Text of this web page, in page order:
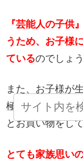
『芸能人の子供
うため、お子様
ているのでしょう
また、お子様が
極的に子育てを
とお買い物をし
とても家族思い